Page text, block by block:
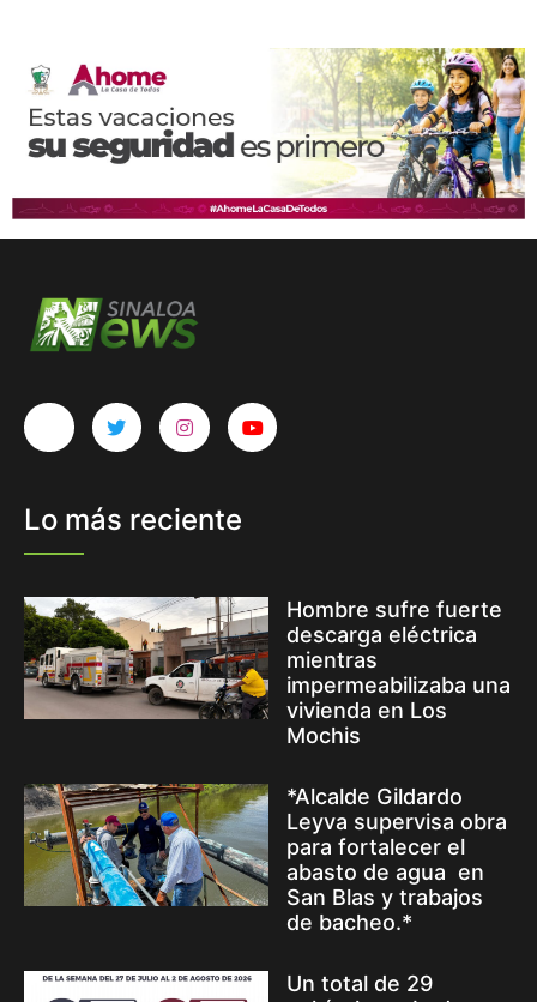
Lo más reciente
Hombre sufre fuerte
descarga eléctrica
mientras
impermeabilizaba una
vivienda en Los
Mochis
*Alcalde Gildardo
Leyva supervisa obra
para fortalecer el
abasto de agua en
San Blas y trabajos
de bacheo.*
Un total de 29